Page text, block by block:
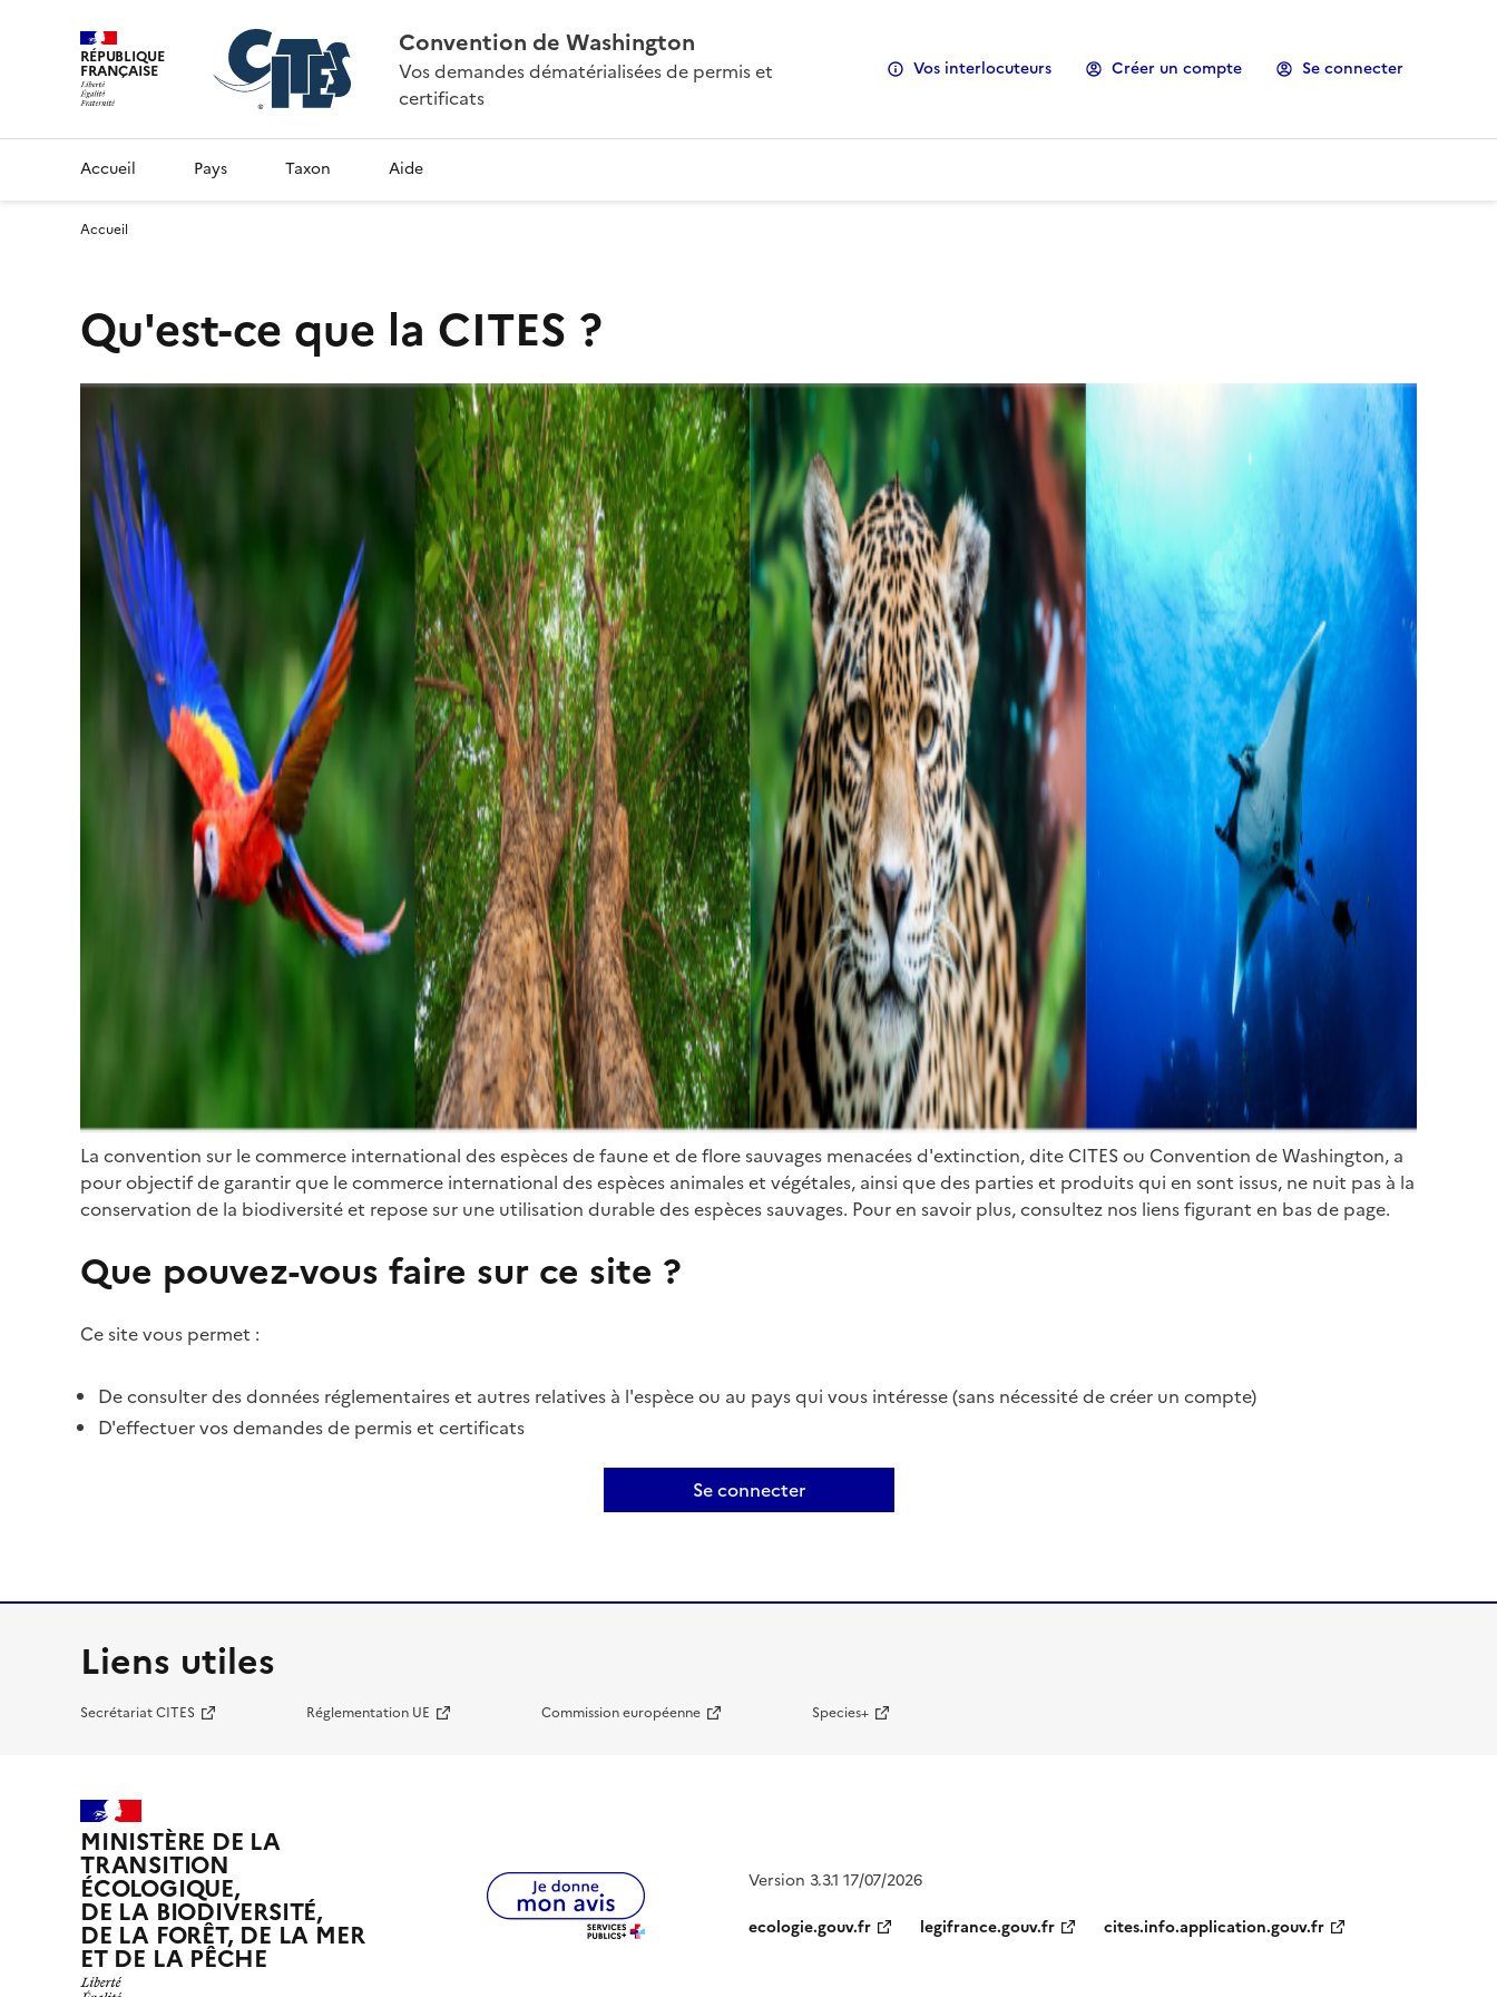
RÉPUBLIQUE
FRANÇAISE
Convention de Washington
Vos demandes dématérialisées de permis et
certificats
Vos interlocuteurs Créer un compte Se connecter
Accueil Pays Taxon Aide
Accueil
Qu'est-ce que la CITES ?
La convention sur le commerce international des espèces de faune et de flore sauvages menacées d'extinction, dite CITES ou Convention de Washington, a
pour objectif de garantir que le commerce international des espèces animales et végétales, ainsi que des parties et produits qui en sont issus, ne nuit pas à la
conservation de la biodiversité et repose sur une utilisation durable des espèces sauvages. Pour en savoir plus, consultez nos liens figurant en bas de page.
Que pouvez-vous faire sur ce site ?
Ce site vous permet :
De consulter des données réglementaires et autres relatives à l'espèce ou au pays qui vous intéresse (sans nécessité de créer un compte)
D'effectuer vos demandes de permis et certificats
Se connecter
Liens utiles
Secrétariat CITES Réglementation UE Commission européenne Species+
MINISTÈRE DE LA
TRANSITION
ÉCOLOGIQUE,
DE LA BIODIVERSITÉ,
DE LA FORÊT, DE LA MER
ET DE LA PÊCHE
Version 3.3.1 17/07/2026
ecologie.gouv.fr
legifrance.gouv.fr cites.info.application.gouv.fr